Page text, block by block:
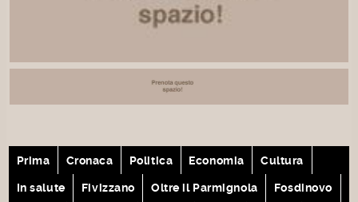
Prima Cronaca Politica Economia Cultura
In salute Fivizzano Oltre il Parmignola Fosdinovo